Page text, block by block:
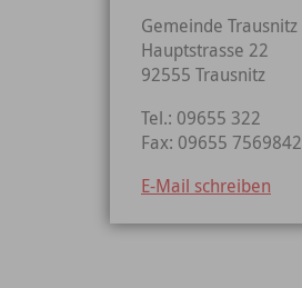
Gemeinde Trausnitz
Hauptstrasse 22
92555 Trausnitz
Tel.: 09655 322
Fax: 09655 7569842
E-Mail schreiben